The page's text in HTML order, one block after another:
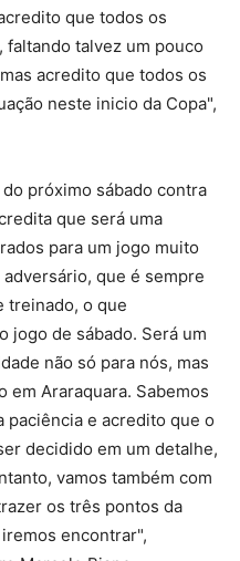
que todos os
talvez um pouco
acredito que todos os
neste inicio da Copa",
próximo sábado contra
que será uma
para um jogo muito
que é sempre
treinado, o que
jogo de sábado. Será um
não só para nós, mas
em Araraquara. Sabemos
paciência e acredito que o
decidido em um detalhe,
vamos também com
os três pontos da
encontrar",